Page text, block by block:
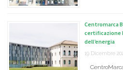
Centromarca
certificazione
dell’energia
19 Dicembre